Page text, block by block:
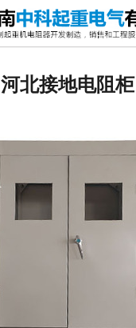
网站首页
河北电抗器
河北电控柜
河北联动控
河北电气控
河北频敏变
河北接地电阻柜